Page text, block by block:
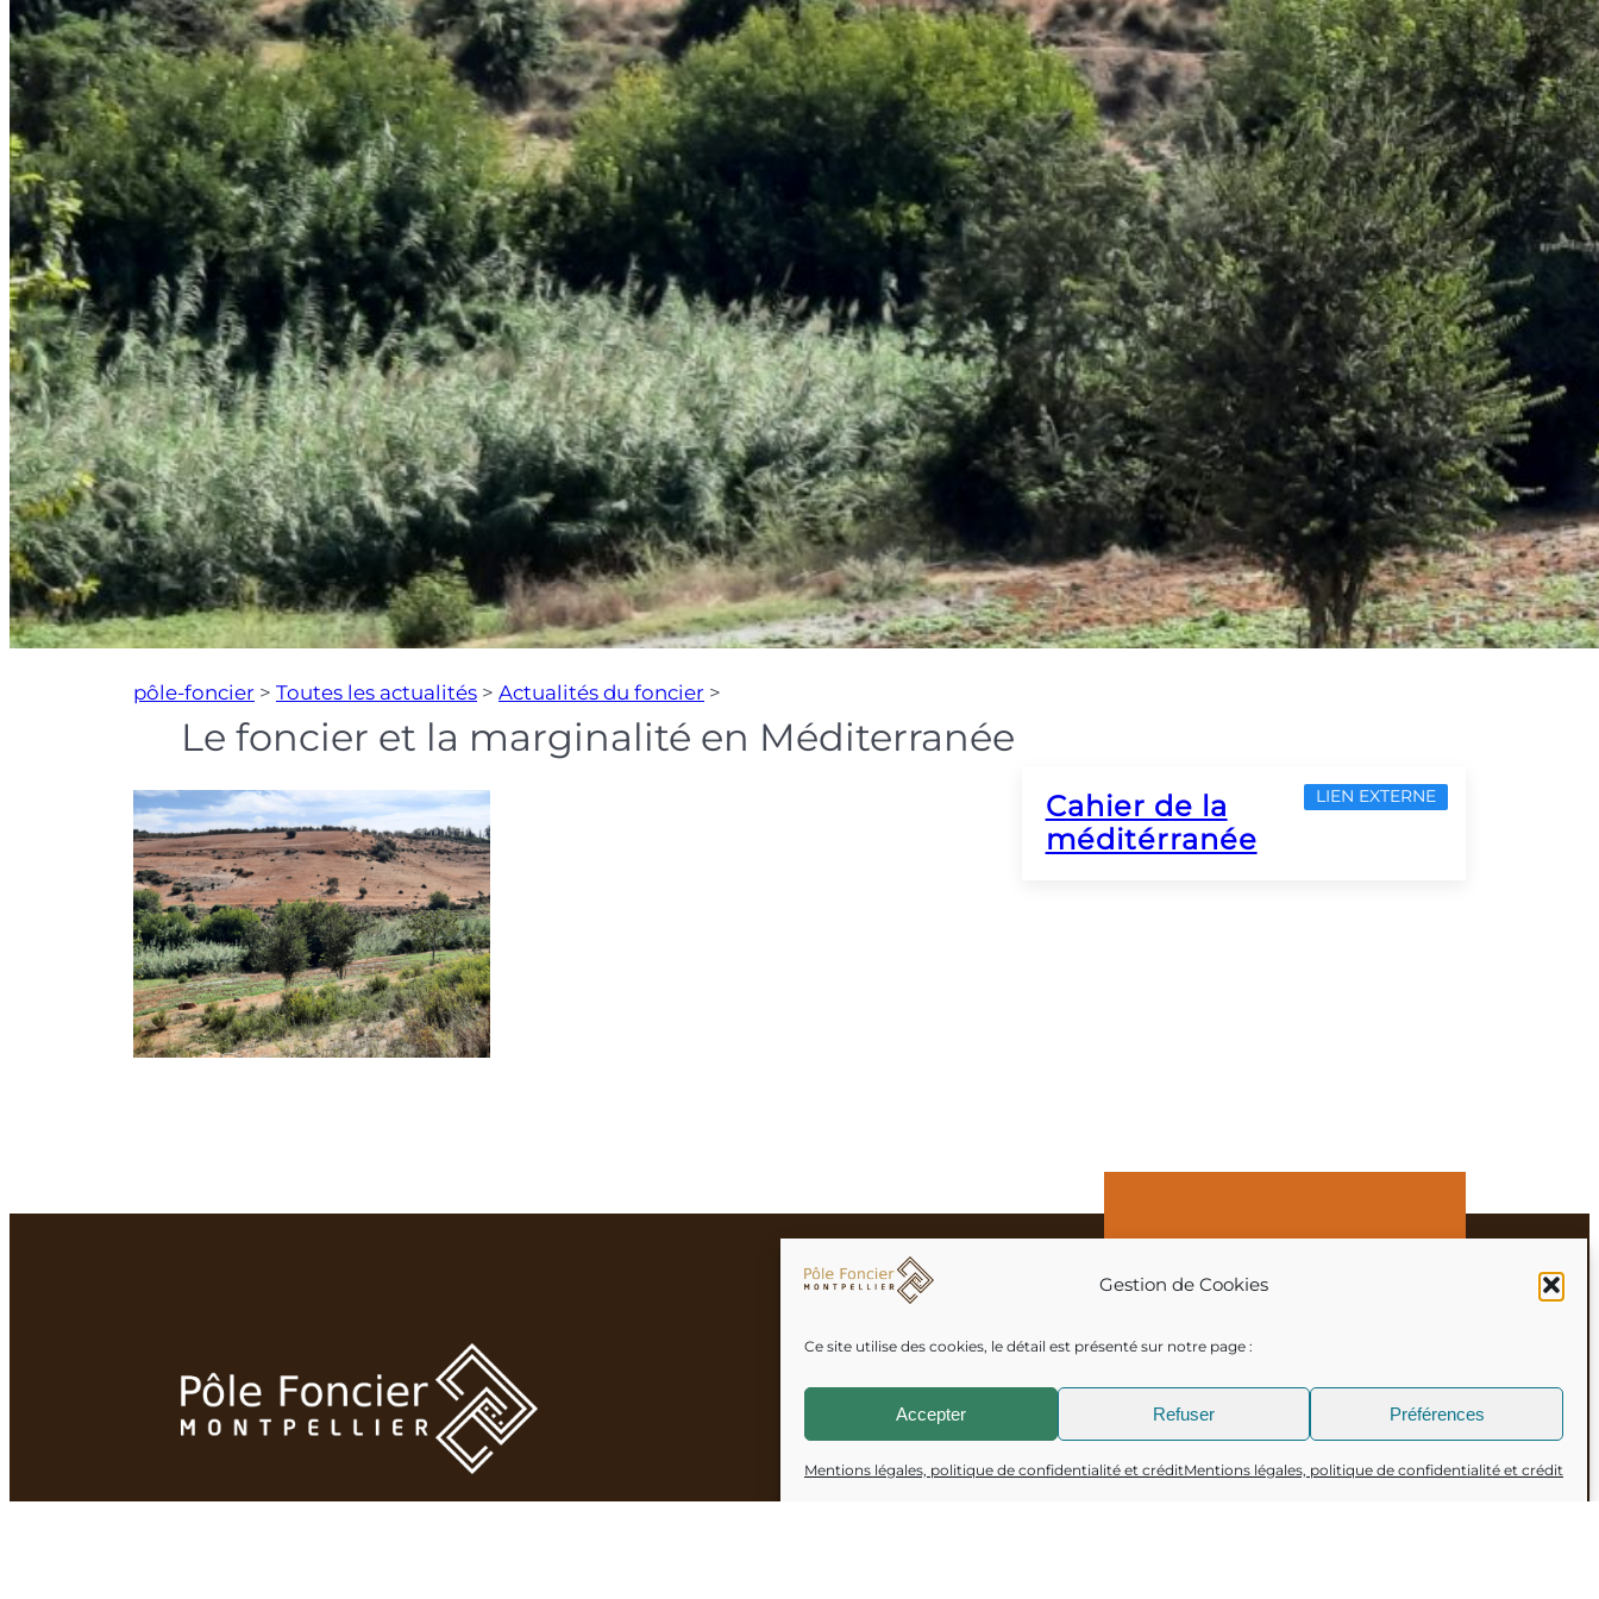
Gestion de Cookies
Ce site utilise des cookies, le détail est présenté sur notre page :
Accepter Refuser Préférences
Mentions légales, politique de confidentialité et créditMentions légales, politique de confidentialité et crédit
pôle-foncier > Toutes les actualités > Actualités du foncier >
Le foncier et la marginalité en Méditerranée
LIEN EXTERNE
Cahier de la
méditérranée
Nom de famille
Email